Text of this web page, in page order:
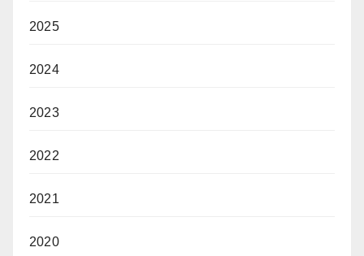
2025
2024
2023
2022
2021
2020